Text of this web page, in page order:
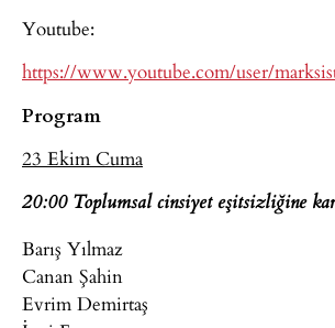
Youtube:
https://www.youtube.com/user/
Program
23 Ekim Cuma
20:00 Toplumsal cinsiyet eşitsizliğine
Barış Yılmaz
Canan Şahin
Evrim Demirtaş